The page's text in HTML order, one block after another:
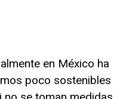
en México ha
poco sostenibles